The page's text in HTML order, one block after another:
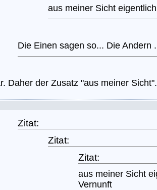
aus meiner Sicht
Die Einen sagen so... Die Andern
Daher der Zusatz "aus meiner Sicht".
Zitat:
Zitat:
Zitat:
aus meiner Sicht
Vernunft